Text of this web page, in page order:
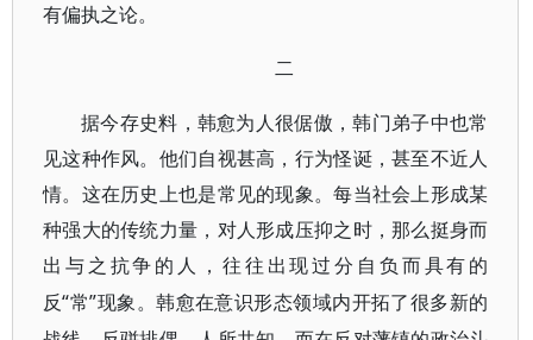
有偏执之论。
二
据今存史料，韩愈为人很倨傲，韩门弟子中也常
见这种作风。他们自视甚高，行为怪诞，甚至不近人
情。这在历史上也是常见的现象。每当社会上形成某
种强大的传统力量，对人形成压抑之时，那么挺身而
出与之抗争的人，往往出现过分自负而具有的
反“常”现象。韩愈在意识形态领域内开拓了很多新的